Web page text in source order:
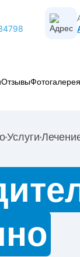
ОтзывыФотогалерея
Услуги